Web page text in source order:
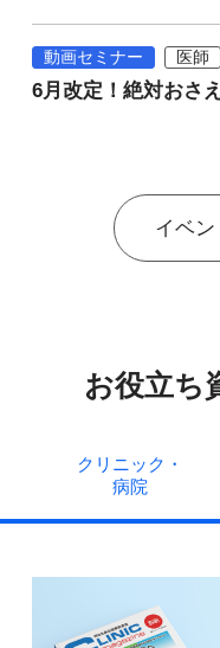
動画セミナー 医師
6月改定！絶対おさ
イベ
お役立ち
クリニック・
病院